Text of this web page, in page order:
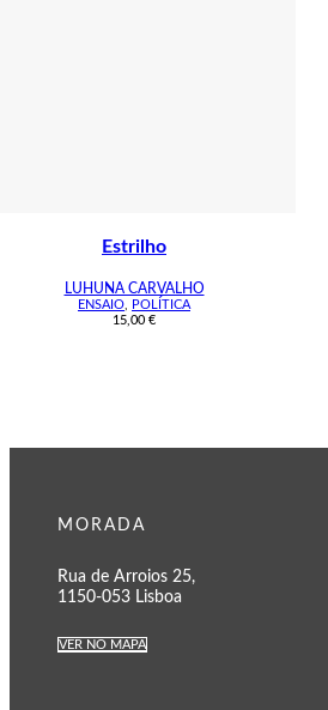
Estrilho
LUHUNA CARVALHO
ENSAIO
POLÍTICA
15,00 €
MORADA
Rua de Arroios 25,
1150-053 Lisboa
VER NO MAPA